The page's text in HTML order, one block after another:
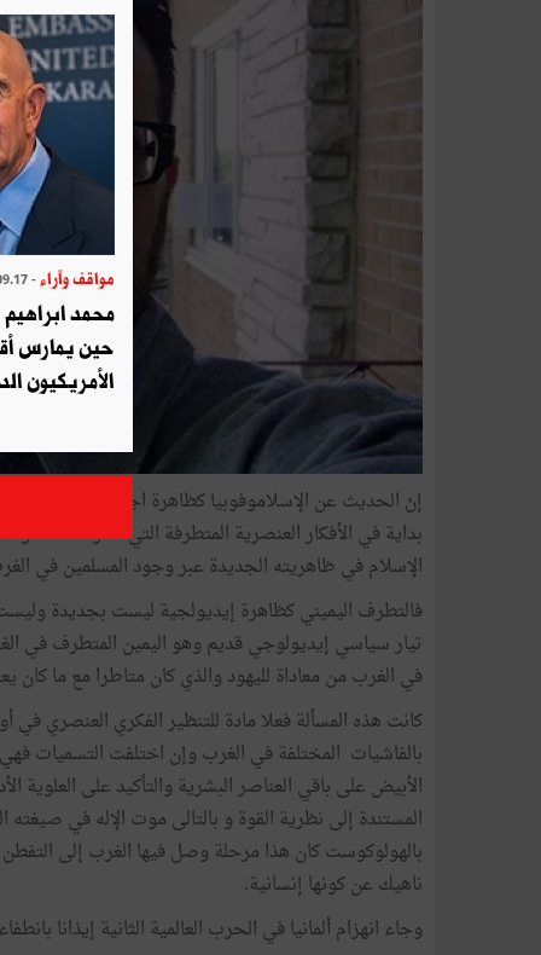
إنّ الحديث عن الإسلاموفوبيا كظاهرة اجتماعية حديثة
بداية في الأفكار العنصرية المتطرفة التي تحولت منذ
الإسلام في ظاهريته الجديدة عبر وجود المسلمين في
فالتطرف اليميني كظاهرة إيديولجية ليست بجديدة
تيار سياسي إيديولوجي قديم وهو اليمين المتطرف في
في الغرب من معاداة لليهود والذي كان متاطرا مع ما كان
كانت هذه المسألة فعلا مادة للتنظير الفكري العنصري
بالفاشيات المختلفة في الغرب وإن اختلفت التسميات
الأبيض على باقي العناصر البشرية والتأكيد على العلوية
المستندة إلى نظرية القوة و بالتالى موت الإله في
بالهولوكوست كان هذا مرحلة وصل فيها الغرب إلى
ناهيك عن كونها إنسانية.
وجاء انهزام ألمانيا في الحرب العالمية الثانية إيذانا
مواقف وآراء - 2025.09.17
محمد
حين يمارس
الأمريكيون